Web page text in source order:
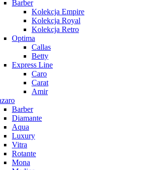
Barber
Kolekcja Empire
Kolekcja Royal
Kolekcja Retro
Optima
Callas
Betty
Express Line
Caro
Carat
Amir
Barber
Diamante
Aqua
Luxury
Vitra
Rotante
Mona